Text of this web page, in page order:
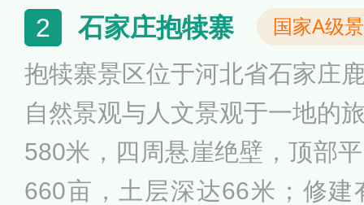
含滹沱花海、森林河趣那主题
童乐园、奥体园、荷兰风情、
色沙滩、展览园等景点，滹沱
树成荫、鲜花绽放，市民在滹
花、戏水，尽情享受假日的欢
2 石家庄抱犊寨 国家A级
抱犊寨景区位于河北省石家庄
自然景观与人文景观于一地的
580米，四周悬崖绝壁，顶部
660亩，土层深达66米；修